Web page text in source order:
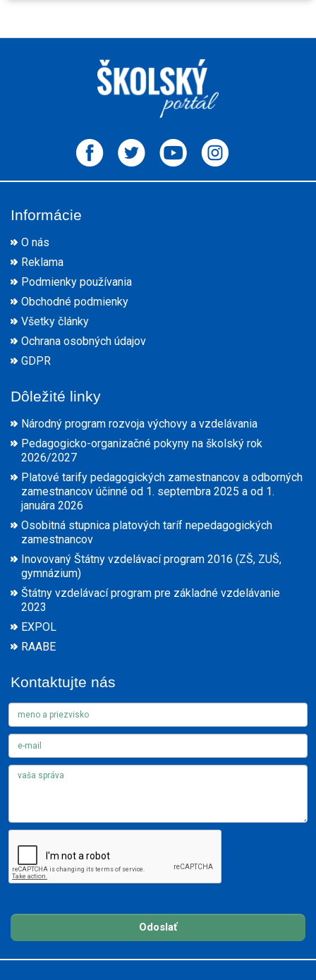
Informácie
O nás
Reklama
Podmienky používania
Obchodné podmienky
Všetky články
Ochrana osobných údajov
GDPR
Dôležité linky
Národný program rozvoja výchovy a vzdelávania
Pedagogicko-organizačné pokyny na školský rok
2026/2027
Platové tarify pedagogických zamestnancov a odborných
zamestnancov účinné od 1. septembra 2025 a od 1.
januára 2026
Osobitná stupnica platových taríf nepedagogických
zamestnancov
Inovovaný Štátny vzdelávací program 2016 (ZŠ, ZUŠ,
gymnázium)
Štátny vzdelávací program pre základné vzdelávanie
2023
EXPOL
RAABE
Kontaktujte nás
Odoslať